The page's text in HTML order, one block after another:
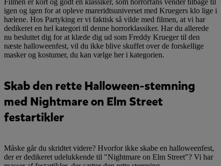
Filmen er kort og godt en klassiker, som horrorfans vender tilbage til
igen og igen for at opleve mareridtsuniverset med Kruegers klo lige i
hælene. Hos Partyking er vi faktisk så vilde med filmen, at vi har
dedikeret en hel kategori til denne horrorklassiker. Har du allerede
nu besluttet dig for at klæde dig ud som Freddy Krueger til den
næste halloweenfest, vil du ikke blive skuffet over de forskellige
masker og kostumer, du kan vælge her i kategorien.
Skab den rette Halloween-stemning
med Nightmare on Elm Street
festartikler
Måske går du skridtet videre? Hvorfor ikke skabe en halloweenfest,
der er dedikeret udelukkende til "Nightmare on Elm Street"? Vi har